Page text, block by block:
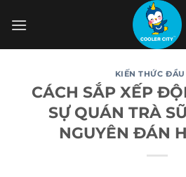
qua
KIẾN THỨC
CÁCH SẮP XẾP
SỰ QUÁN TRÀ
NGUYÊN ĐÁN